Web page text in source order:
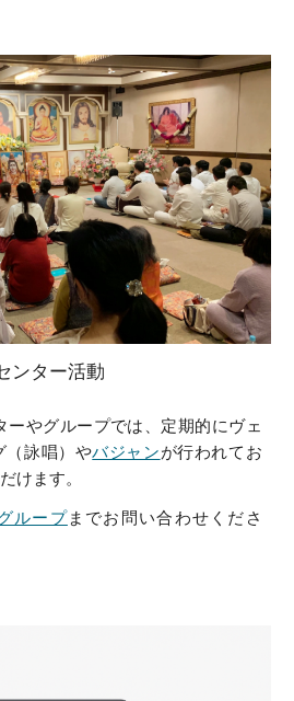
ンター活動
ーやグループでは、定期的にヴェ
（詠唱）やバジャンが行われてお
けます。
ループまでお問い合わせくださ